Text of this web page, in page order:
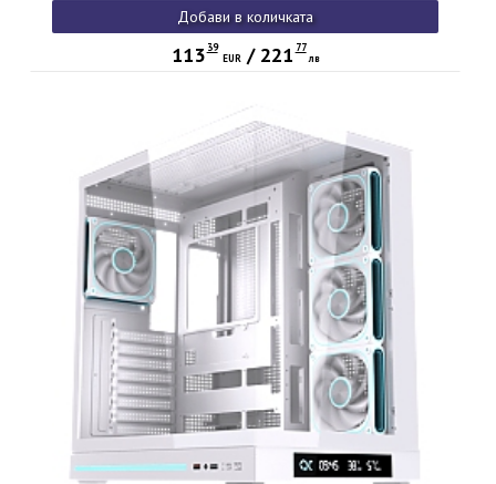
Добави в количката
113 39
EUR/ 221 77
лв